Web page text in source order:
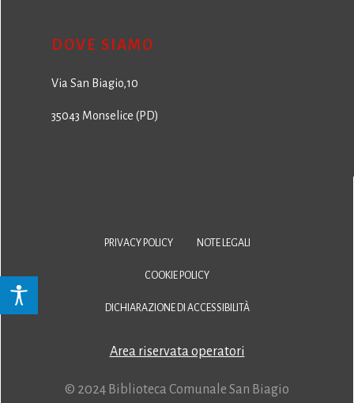
DOVE SIAMO
Via San Biagio,10
35043 Monselice (PD)
PRIVACY POLICY NOTE LEGALI
COOKIE POLICY
DICHIARAZIONE DI ACCESSIBILITÀ
Area riservata operatori
© 2024 Biblioteca Comunale San Biagio